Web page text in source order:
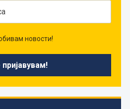
новости!